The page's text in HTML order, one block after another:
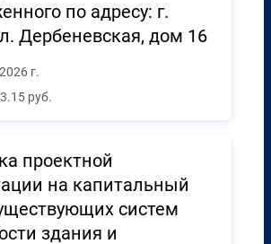
по адресу: г.
Дербеневская, дом 16
г.
руб.
проектной
на капитальный
систем
здания и